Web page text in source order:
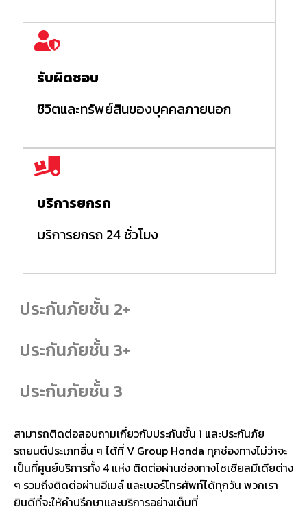
รับผิดชอบ
ชีวิตและทรัพย์สินของบุคคลภายนอก
บริการยกรถ
บริการยกรถ 24 ชั่วโมง
ประกันภัยชั้น 2+
ประกันภัยชั้น 3+
ประกันภัยชั้น 3
สามารถติดต่อสอบถามเกี่ยวกับประกันชั้น 1 และประกันภัย
รถยนต์ประเภทอื่น ๆ ได้ที่ V Group Honda ทุกช่องทางไม่ว่าจะ
เป็นที่ศูนย์บริการทั้ง 4 แห่ง ติดต่อผ่านช่องทางโซเชียลมีเดียต่าง
ๆ รวมถึงติดต่อผ่านอีเมล์ และเบอร์โทรศัพท์ได้ทุกวัน พวกเรา
ยินดีที่จะให้คำปรึกษาและบริการอย่างเต็มที่